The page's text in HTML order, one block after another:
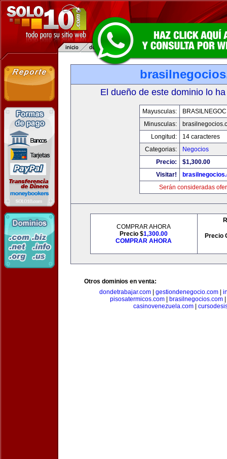
El dueño de este dominio lo
Mayusculas:
Minusculas:
Longitud:
14 caracteres
Categorias:
Negocios
Precio:
$1,300.00
Visitar!
Serán consideradas
COMPRAR AHORA
Precio $1,300.00
COMPRAR AHORA
Precio
Otros dominios en venta:
dondetrabajar.com| gestiondenegocio.com|
pisosatermicos.com
brasilnegocios.com
casinovenezuela.com